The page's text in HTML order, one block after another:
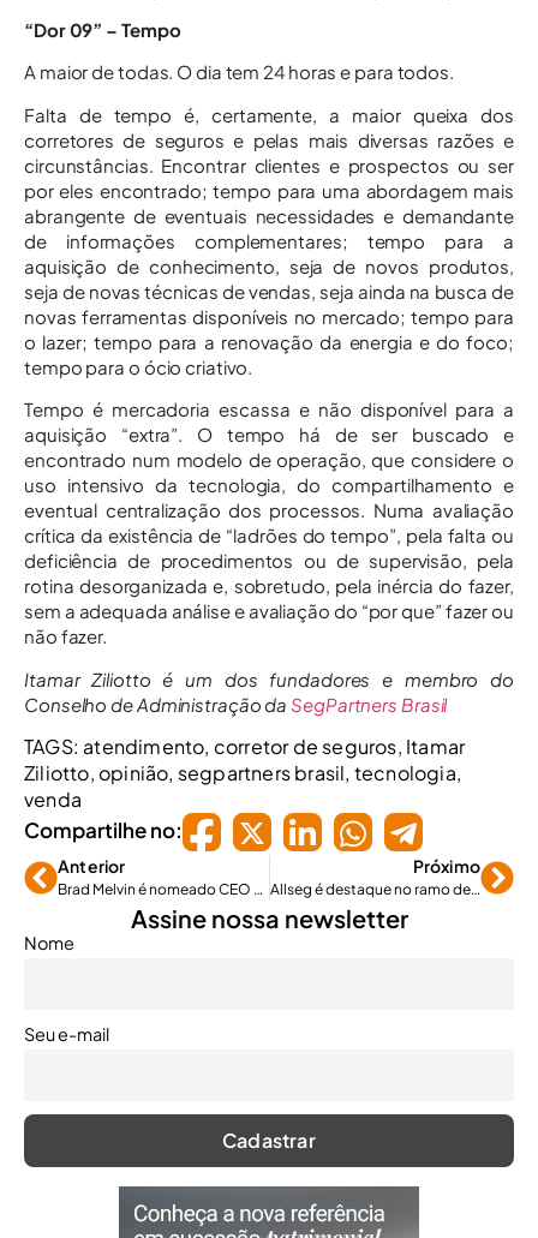
“Dor 09” – Tempo
A maior de todas. O dia tem 24 horas e para todos.
Falta de tempo é, certamente, a maior queixa dos
corretores de seguros e pelas mais diversas razões e
circunstâncias. Encontrar clientes e prospectos ou ser
por eles encontrado; tempo para uma abordagem mais
abrangente de eventuais necessidades e demandante
de informações complementares; tempo para a
aquisição de conhecimento, seja de novos produtos,
seja de novas técnicas de vendas, seja ainda na busca de
novas ferramentas disponíveis no mercado; tempo para
o lazer; tempo para a renovação da energia e do foco;
tempo para o ócio criativo.
Tempo é mercadoria escassa e não disponível para a
aquisição “extra”. O tempo há de ser buscado e
encontrado num modelo de operação, que considere o
uso intensivo da tecnologia, do compartilhamento e
eventual centralização dos processos. Numa avaliação
crítica da existência de “ladrões do tempo”, pela falta ou
deficiência de procedimentos ou de supervisão, pela
rotina desorganizada e, sobretudo, pela inércia do fazer,
sem a adequada análise e avaliação do “por que” fazer ou
não fazer.
Itamar Ziliotto é um dos fundadores e membro do
Conselho de Administração daSegPartners Brasil
TAGS: atendimento, corretor de seguros, Itamar
Ziliotto, opinião, segpartners brasil, tecnologia,
venda
Compartilhe no:
Anterior
Brad Melvin é nomeado CEO da BMS Re nos Estados Unidos
Próximo
Allseg é destaque no ramo de seguro garantia
Assine nossa newsletter
Nome
Seu e-mail